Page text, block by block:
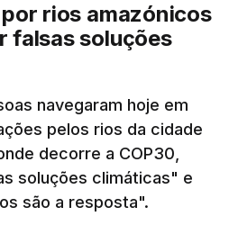
rios amazónicos
falsas soluções
navegaram hoje em
pelos rios da cidade
decorre a COP30,
soluções climáticas" e
são a resposta".